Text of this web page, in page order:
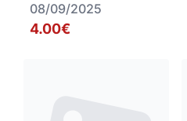
08/09/2025
4.00€